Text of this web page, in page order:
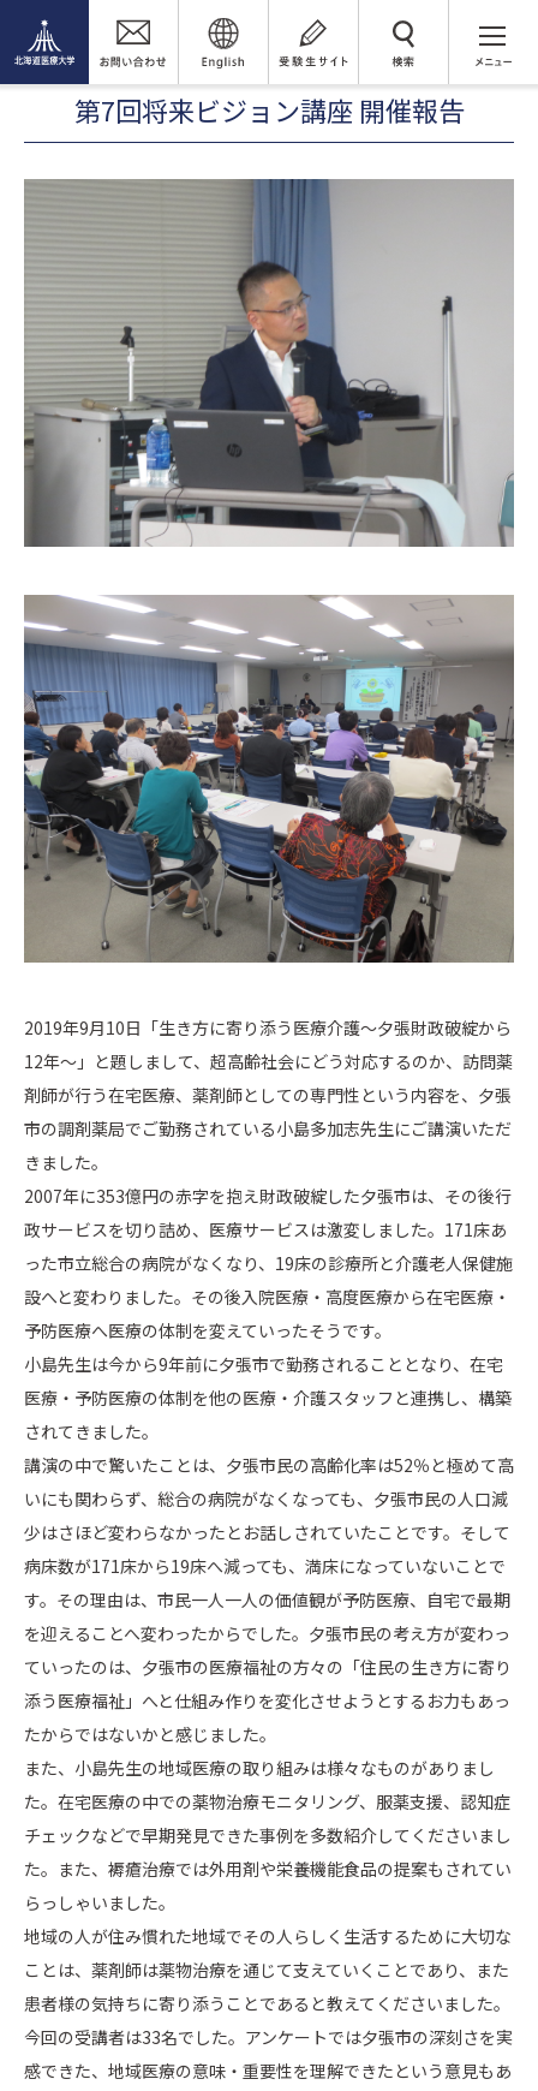
検 索
2019年度研修プログラム報告
第7回将来ビジョン講座 開催報告
第7回将来ビジョン講座 開催報告
2019年9月10日「生き方に寄り添う医療介護～夕張財政破綻から
12年～」と題しまして、超高齢社会にどう対応するのか、訪問薬
剤師が行う在宅医療、薬剤師としての専門性という内容を、夕張
市の調剤薬局でご勤務されている小島多加志先生にご講演いただ
きました。
2007年に353億円の赤字を抱え財政破綻した夕張市は、その後行
政サービスを切り詰め、医療サービスは激変しました。171床あ
った市立総合の病院がなくなり、19床の診療所と介護老人保健施
設へと変わりました。その後入院医療・高度医療から在宅医療・
予防医療へ医療の体制を変えていったそうです。
小島先生は今から9年前に夕張市で勤務されることとなり、在宅
医療・予防医療の体制を他の医療・介護スタッフと連携し、構築
されてきました。
講演の中で驚いたことは、夕張市民の高齢化率は52％と極めて高
いにも関わらず、総合の病院がなくなっても、夕張市民の人口減
少はさほど変わらなかったとお話しされていたことです。そして
病床数が171床から19床へ減っても、満床になっていないことで
す。その理由は、市民一人一人の価値観が予防医療、自宅で最期
を迎えることへ変わったからでした。夕張市民の考え方が変わっ
ていったのは、夕張市の医療福祉の方々の「住民の生き方に寄り
添う医療福祉」へと仕組み作りを変化させようとするお力もあっ
たからではないかと感じました。
また、小島先生の地域医療の取り組みは様々なものがありまし
た。在宅医療の中での薬物治療モニタリング、服薬支援、認知症
チェックなどで早期発見できた事例を多数紹介してくださいまし
た。また、褥瘡治療では外用剤や栄養機能食品の提案もされてい
らっしゃいました。
地域の人が住み慣れた地域でその人らしく生活するために大切な
ことは、薬剤師は薬物治療を通じて支えていくことであり、また
患者様の気持ちに寄り添うことであると教えてくださいました。
今回の受講者は33名でした。アンケートでは夕張市の深刻さを実
感できた、地域医療の意味・重要性を理解できたという意見もあ